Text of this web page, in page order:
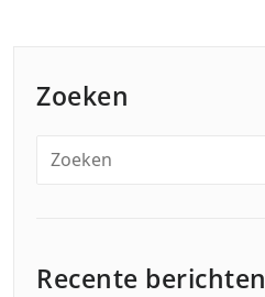
Zoeken
Recente berichten